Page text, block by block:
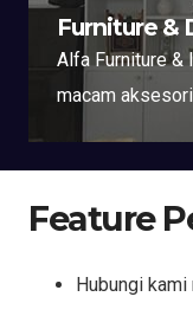
Furniture &
Alfa Furniture &
macam
Feature
Hubungi